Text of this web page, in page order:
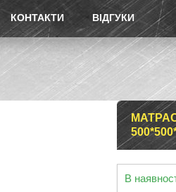
КОНТАКТИ ВІДГУКИ
В